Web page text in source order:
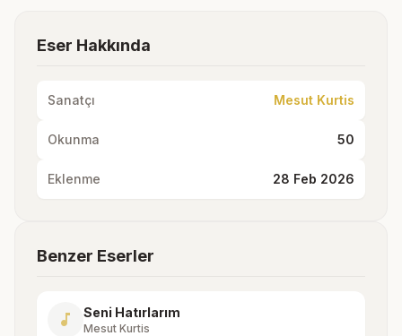
Eser Hakkında
Sanatçı Mesut Kurtis
Okunma 50
Eklenme 28 Feb 2026
Benzer Eserler
music_note Seni Hatırlarım
Mesut Kurtis